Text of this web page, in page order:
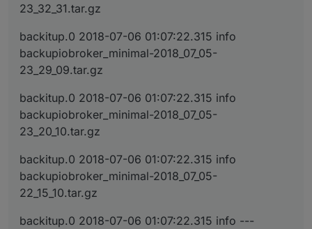
23_32_31.tar.gz
backitup.0 2018-07-06 01:07:22.315 info
backupiobroker_minimal-2018_07_05-
23_29_09.tar.gz
backitup.0 2018-07-06 01:07:22.315 info
backupiobroker_minimal-2018_07_05-
23_20_10.tar.gz
backitup.0 2018-07-06 01:07:22.315 info
backupiobroker_minimal-2018_07_05-
22_15_10.tar.gz
backitup.0 2018-07-06 01:07:22.315 info ---